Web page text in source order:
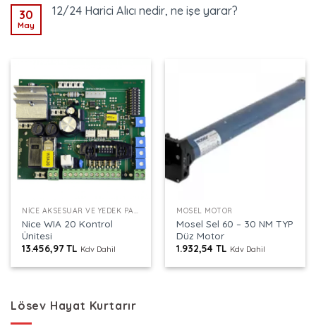
30
May
12/24 Harici Alıcı nedir, ne işe yarar?
NICE AKSESUAR VE YEDEK PARÇALAR
Nice WIA 20 Kontrol
Ünitesi
13.456,97TL Kdv Dahil
MOSEL MOTOR
Mosel Sel 60 – 30 NM TYP
Düz Motor
1.932,54TL Kdv Dahil
Lösev Hayat Kurtarır